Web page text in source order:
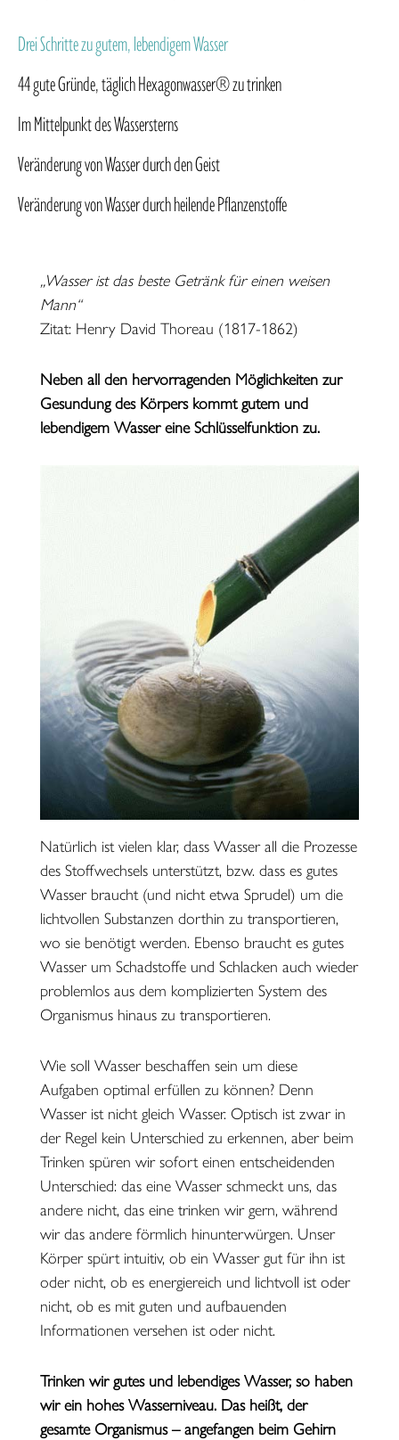
Veränderung von Wasser durch den Geist
Veränderung von Wasser durch heilende Pflanzenstoffe
Lebendiges Wasser trinken und Energie in vollen Zügen spüren
Drei Schritte zu gutem, lebendigem Wasser
44 gute Gründe, täglich Hexagonwasser® zu trinken
Im Mittelpunkt des Wassersterns
Veränderung von Wasser durch den Geist
Veränderung von Wasser durch heilende Pflanzenstoffe
„Wasser ist das beste Getränk für einen weisen
Mann“
Zitat: Henry David Thoreau (1817-1862)
Neben all den hervorragenden Möglichkeiten zur
Gesundung des Körpers kommt gutem und
lebendigem Wasser eine Schlüsselfunktion zu.
Natürlich ist vielen klar, dass Wasser all die Prozesse
des Stoffwechsels unterstützt, bzw. dass es gutes
Wasser braucht (und nicht etwa Sprudel) um die
lichtvollen Substanzen dorthin zu transportieren,
wo sie benötigt werden. Ebenso braucht es gutes
Wasser um Schadstoffe und Schlacken auch wieder
problemlos aus dem komplizierten System des
Organismus hinaus zu transportieren.
Wie soll Wasser beschaffen sein um diese
Aufgaben optimal erfüllen zu können? Denn
Wasser ist nicht gleich Wasser. Optisch ist zwar in
der Regel kein Unterschied zu erkennen, aber beim
Trinken spüren wir sofort einen entscheidenden
Unterschied: das eine Wasser schmeckt uns, das
andere nicht, das eine trinken wir gern, während
wir das andere förmlich hinunterwürgen. Unser
Körper spürt intuitiv, ob ein Wasser gut für ihn ist
oder nicht, ob es energiereich und lichtvoll ist oder
nicht, ob es mit guten und aufbauenden
Informationen versehen ist oder nicht.
Trinken wir gutes und lebendiges Wasser, so haben
wir ein hohes Wasserniveau. Das heißt, der
gesamte Organismus – angefangen beim Gehirn